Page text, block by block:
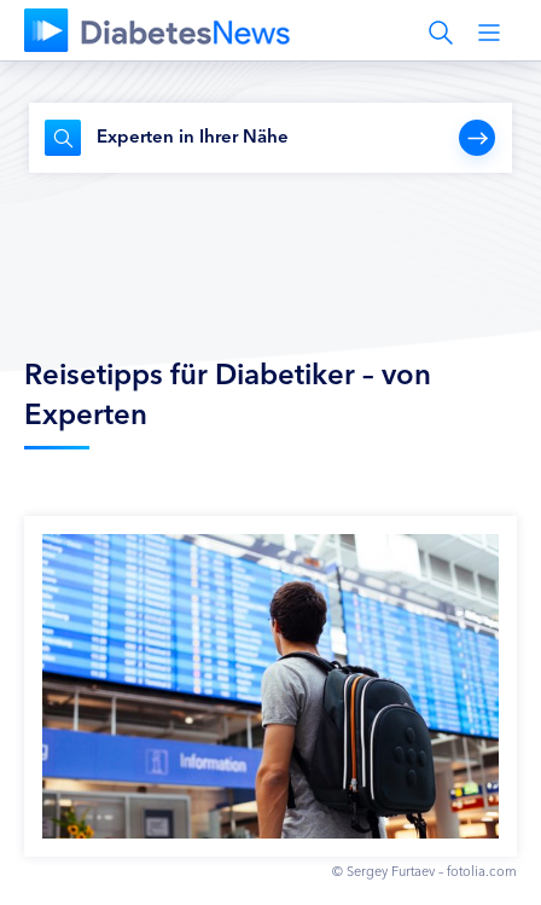
Experten in Ihrer Nähe
Reisetipps für Diabetiker – von
Experten
© Sergey Furtaev – fotolia.com